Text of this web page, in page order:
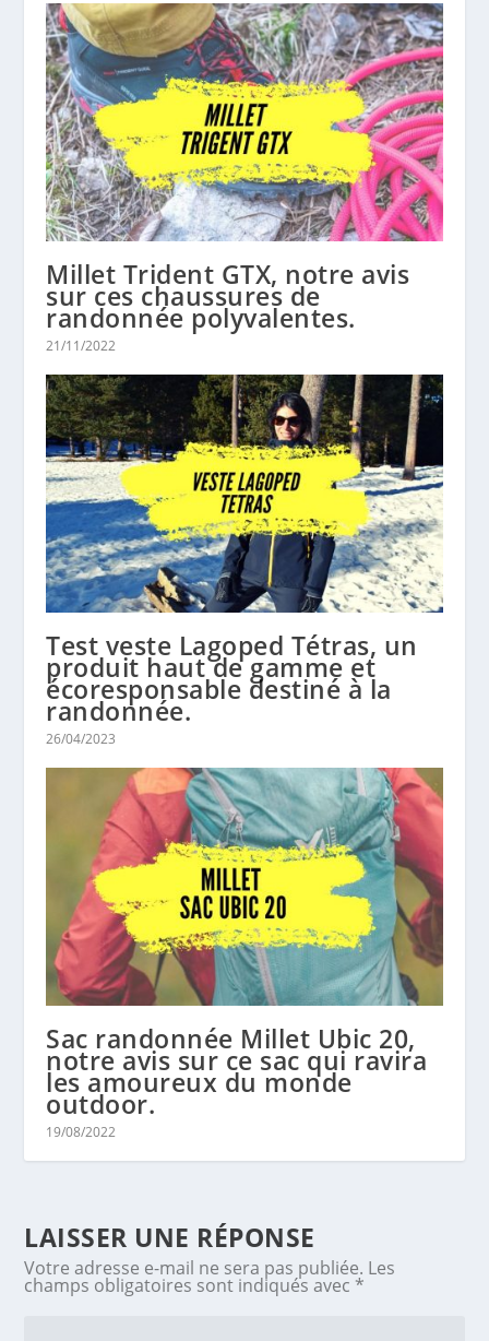
Millet Trident GTX, notre avis
sur ces chaussures de
randonnée polyvalentes.
21/11/2022
Test veste Lagoped Tétras, un
produit haut de gamme et
écoresponsable destiné à la
randonnée.
26/04/2023
Sac randonnée Millet Ubic 20,
notre avis sur ce sac qui ravira
les amoureux du monde
outdoor.
19/08/2022
LAISSER UNE RÉPONSE
Votre adresse e-mail ne sera pas publiée. Les
champs obligatoires sont indiqués avec *